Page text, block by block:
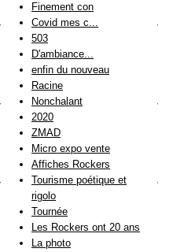
Finement con
Covid mes c...
503
D'ambiance...
enfin du nouveau
Racine
Nonchalant
2020
ZMAD
Micro expo vente
Affiches Rockers
Tourisme poétique et
rigolo
Tournée
Les Rockers ont 20 ans
La photo